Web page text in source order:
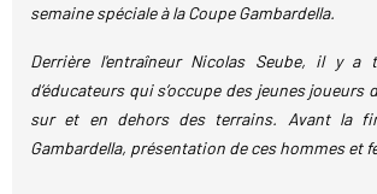
semaine spéciale à la Coupe Gambardella.
Derrière l'entraîneur Nicolas Seube, il y a
d’éducateurs qui s’occupe des jeunes joueurs
sur et en dehors des terrains. Avant la
Gambardella, présentation de ces hommes et